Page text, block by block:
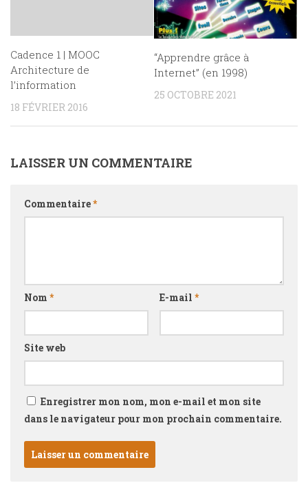
Cadence 1 | MOOC
Architecture de
l’information
18 FÉVRIER 2016
“Apprendre grâce à
Internet” (en 1998)
25 OCTOBRE 2021
LAISSER UN COMMENTAIRE
Commentaire*
Nom * E-mail *
Site web
Enregistrer mon nom, mon e-mail et mon site
dans le navigateur pour mon prochain commentaire.